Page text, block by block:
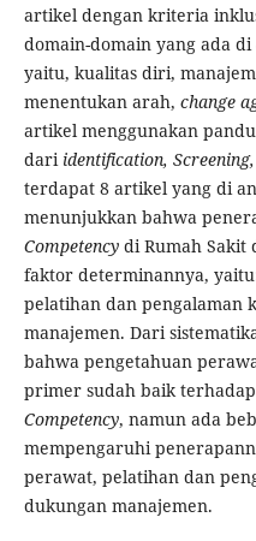
artikel dengan kriteria
domain-domain yang ada di
yaitu, kualitas diri,
menentukan arah, change
artikel menggunakan
dari identification,
terdapat 8 artikel yang di
menunjukkan bahwa
Competencydi Rumah Sakit
faktor determinannya,
pelatihan dan pengalaman
manajemen. Dari
bahwa pengetahuan
primer sudah baik terhadap
Competency, namun ada
mempengaruhi
perawat, pelatihan dan
dukungan manajemen.